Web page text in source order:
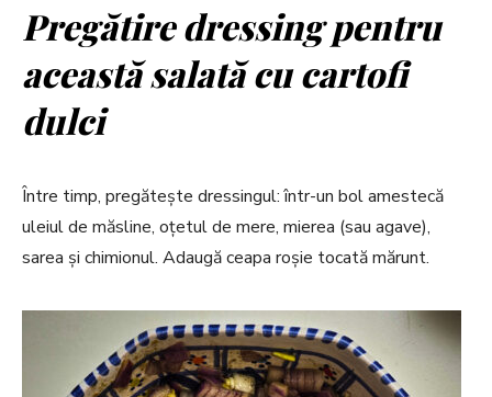
Pregătire dressing pentru
această salată cu cartofi
dulci
Între timp, pregătește dressingul: într-un bol amestecă
uleiul de măsline, oțetul de mere, mierea (sau agave),
sarea și chimionul. Adaugă ceapa roșie tocată mărunt.